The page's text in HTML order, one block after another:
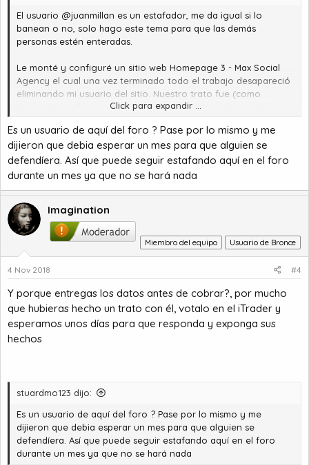
El usuario @juanmillan es un estafador, me da igual si lo
banean o no, solo hago este tema para que las demás
personas estén enteradas.
Le monté y configuré un sitio web Homepage 3 - Max Social
Agency el cual una vez terminado todo el trabajo desapareció
eliminando mi usuario del sitio. Nuestro trato fue (como
siempre) por skype, ya había hecho negocio antes con él así
Usuario de Skype: live:jdmilan00
Nombre : Juan David Millan Jaramillo
Móvil : +573165673700
orto.
Click para expandir ...
Es un usuario de aquí del foro ? Pase por lo mismo y me
dijieron que debia esperar un mes para que alguien se
defendíera. Así que puede seguir estafando aquí en el foro
durante un mes ya que no se hará nada
Imagination
Miembro del equipo Usuario de Bronce
4 Nov 2018 #4
Y porque entregas los datos antes de cobrar?, por mucho
que hubieras hecho un trato con él, votalo en el iTrader y
esperamos unos días para que responda y exponga sus
hechos
stuardmo123 dijo:
Es un usuario de aquí del foro ? Pase por lo mismo y me
dijieron que debia esperar un mes para que alguien se
defendíera. Así que puede seguir estafando aquí en el foro
durante un mes ya que no se hará nada